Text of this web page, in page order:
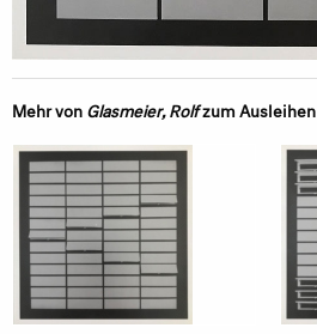
Mehr vonGlasmeier, Rolfzum Ausleihen